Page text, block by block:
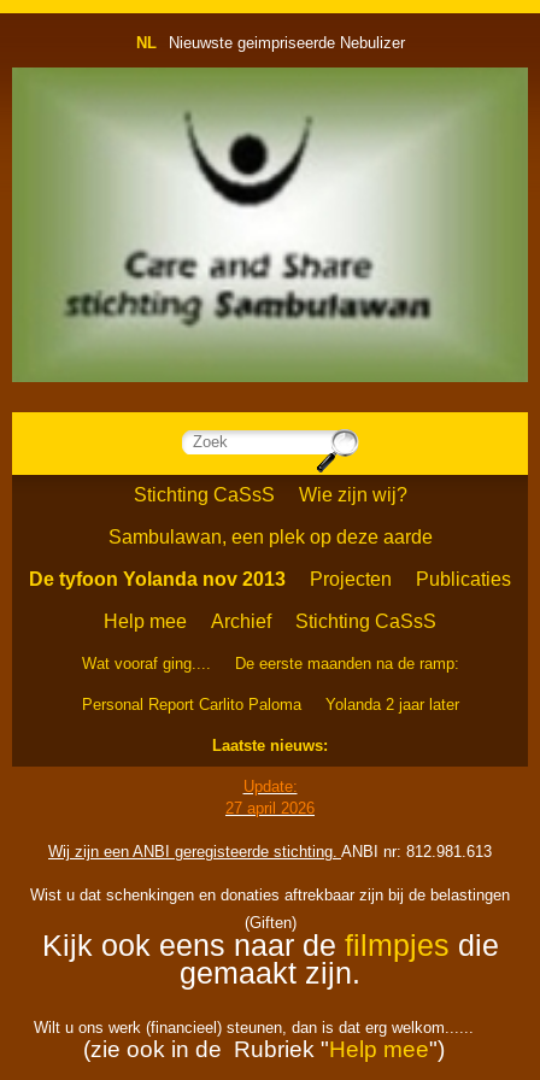
NL Nieuwste geimpriseerde Nebulizer
Stichting CaSsS Wie zijn wij?
Sambulawan, een plek op deze aarde
De tyfoon Yolanda nov 2013 Projecten Publicaties
Help mee Archief Stichting CaSsS
Wat vooraf ging.... De eerste maanden na de ramp:
Personal Report Carlito Paloma Yolanda 2 jaar later
Laatste nieuws:
Update:
27 april 2026
Wij zijn een ANBI geregisteerde stichting. ANBI nr: 812.981.613
Wist u dat schenkingen en donaties aftrekbaar zijn bij de belastingen
(Giften)
Kijk ook eens naar de filmpjes die
gemaakt zijn.
Wilt u ons werk (financieel) steunen, dan is dat erg welkom......
(zie ook in de Rubriek "Help mee")